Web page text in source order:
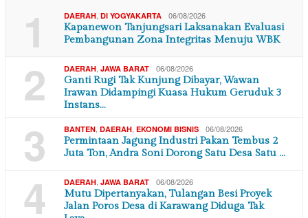
1 DAERAH, DI YOGYAKARTA 06/08/2026
Kapanewon Tanjungsari Laksanakan Evaluasi
Pembangunan Zona Integritas Menuju WBK
2 DAERAH, JAWA BARAT 06/08/2026
Ganti Rugi Tak Kunjung Dibayar, Wawan
Irawan Didampingi Kuasa Hukum Geruduk 3
Instans…
3 BANTEN, DAERAH, EKONOMI BISNIS 06/08/2026
Permintaan Jagung Industri Pakan Tembus 2
Juta Ton, Andra Soni Dorong Satu Desa Satu …
4 DAERAH, JAWA BARAT 06/08/2026
Mutu Dipertanyakan, Tulangan Besi Proyek
Jalan Poros Desa di Karawang Diduga Tak